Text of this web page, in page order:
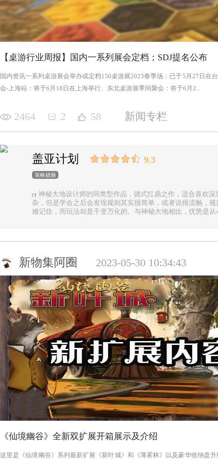
【桌游行业周报】国内一系列展会定档；SDJ提名公布
国内资讯一系列桌游展会举办或定档150桌游展2023春季场：已于5月27日在
会-上海站：将于6月18日在上海举行。东北桌游展季间聚会：将于6月2...
2464 2 58 新闻专栏
盖亚计划 9.3
策略烧脑
神秘大地设计师的同类型作品，德式扛鼎之作，适合喜欢
杂，但是学会之后会发现规则其实很简单，或者说很流畅，
难记住，而玩法却是千变万化的。与神秘大地相比，优势是
新物集阿圈 2023-05-30 10:34:43
《仙境幽谷》全新双扩展开箱展示及介绍
这里是《仙境幽谷》系列最新扩展《新叶城》和《薄雾林》以及豪华收纳盘